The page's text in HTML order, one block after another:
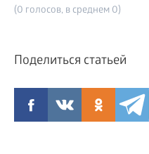
(0 голосов, в среднем 0)
Поделиться статьей